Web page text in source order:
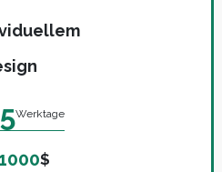
Werktage
$